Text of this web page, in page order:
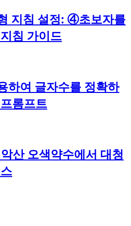
지침 설정: ④초보자를
침 가이드
하여 글자수를 정확하
롬프트
산 오색약수에서 대청